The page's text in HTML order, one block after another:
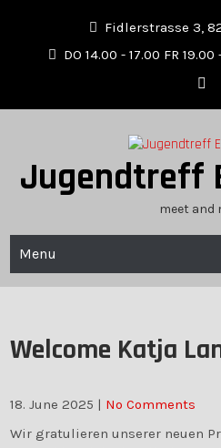
Fidlerstrasse 3,
DO 14.00 - 17.00 FR
Jugendtreff
meet and
Menu
Welcome Katja
18. June 2025 | No Comments
Wir gratulieren unserer neuen